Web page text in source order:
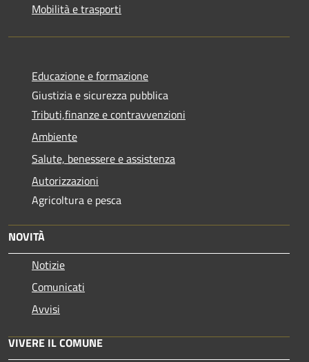
Mobilità e trasporti
Educazione e formazione
Giustizia e sicurezza pubblica
Tributi,finanze e contravvenzioni
Ambiente
Salute, benessere e assistenza
Autorizzazioni
Agricoltura e pesca
NOVITÀ
Notizie
Comunicati
Avvisi
VIVERE IL COMUNE